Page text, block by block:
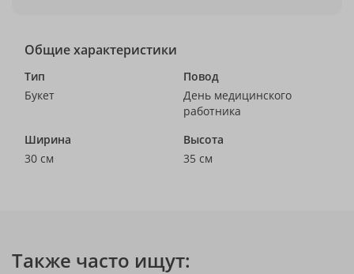
Общие характеристики
Тип
Букет
Повод
День медицинского
работника
Ширина
30 см
Высота
35 см
Также часто ищут: